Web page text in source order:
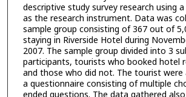
descriptive study survey research using
as the research instrument. Data was
sample group consisting of 367 out of
staying in Riverside Hotel during
2007. The sample group divided into 3
participants, tourists who booked hotel
and those who did not. The tourist
a questionnaire consisting of multiple